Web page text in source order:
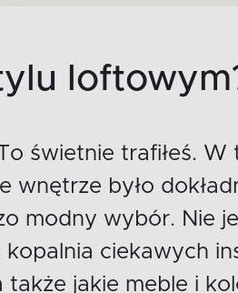
świetnie trafiłeś.
wnętrze było
modny wybór. Nie
kopalnia ciekawych
także jakie meble i